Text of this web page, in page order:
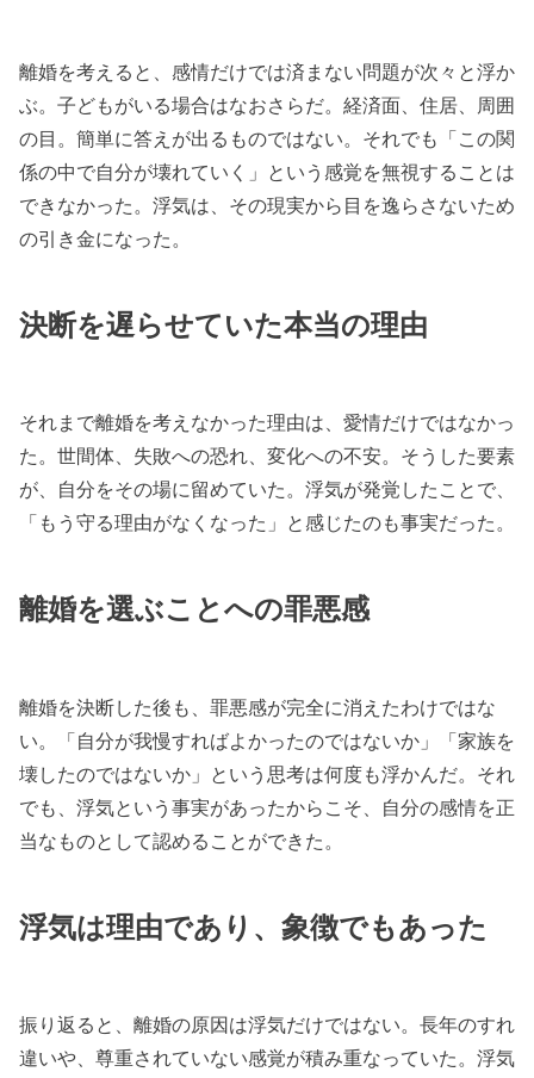
離婚を考えると、感情だけでは済まない問題が次々と浮か
ぶ。子どもがいる場合はなおさらだ。経済面、住居、周囲
の目。簡単に答えが出るものではない。それでも「この関
係の中で自分が壊れていく」という感覚を無視することは
できなかった。浮気は、その現実から目を逸らさないため
の引き金になった。
決断を遅らせていた本当の理由
それまで離婚を考えなかった理由は、愛情だけではなかっ
た。世間体、失敗への恐れ、変化への不安。そうした要素
が、自分をその場に留めていた。浮気が発覚したことで、
「もう守る理由がなくなった」と感じたのも事実だった。
離婚を選ぶことへの罪悪感
離婚を決断した後も、罪悪感が完全に消えたわけではな
い。「自分が我慢すればよかったのではないか」「家族を
壊したのではないか」という思考は何度も浮かんだ。それ
でも、浮気という事実があったからこそ、自分の感情を正
当なものとして認めることができた。
浮気は理由であり、象徴でもあった
振り返ると、離婚の原因は浮気だけではない。長年のすれ
違いや、尊重されていない感覚が積み重なっていた。浮気